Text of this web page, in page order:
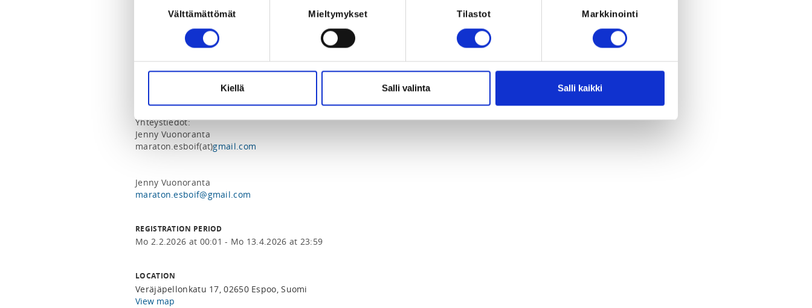
Välttämättömät Mieltymykset Tilastot Markkinointi
Kiellä Salli valinta Salli kaikki
Kokoontuminen: Ensimmäisellä kerralla Kameleontenin kahviossa,
seuraavilla kerroilla Stadionin maalialueen lähellä
HINTA: 100 EUR
Harjoittelemme säästä riippumatta ulkona, joten säänmukainen vaatetus.
Suosittelemme käyttämään hyviä juoksukenkiä.
Yhteystiedot:
Jenny Vuonoranta
maraton.esboif(at)gmail.com
maraton.esboif@gmail.com
REGISTRATION PERIOD
Mo 2.2.2026 at 00:01 - Mo 13.4.2026 at 23:59
LOCATION
Veräjäpellonkatu 17, 02650 Espoo, Suomi
View map